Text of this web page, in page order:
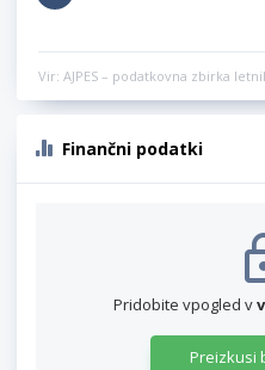
Vir: AJPES – podatkovna zbirka
Finančni podatki
Pridobite vpogled v
Preizkusi